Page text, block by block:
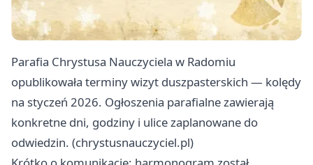
Parafia Chrystusa Nauczyciela w Radomiu
opublikowała terminy wizyt duszpasterskich — kolędy
na styczeń 2026. Ogłoszenia parafialne zawierają
konkretne dni, godziny i ulice zaplanowane do
odwiedzin. (chrystusnauczyciel.pl)